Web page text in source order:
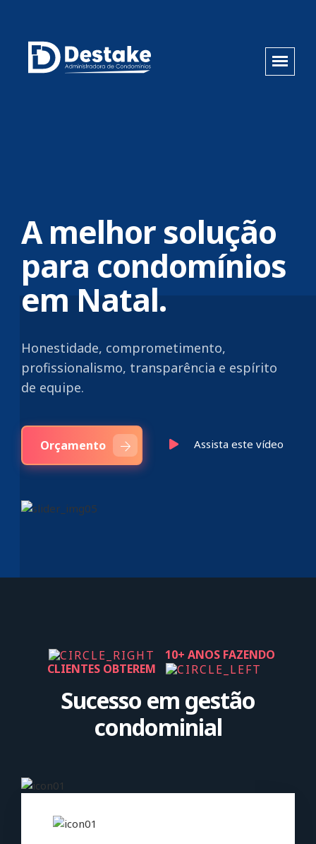
A melhor solução
para condomínios
em Natal.
Honestidade, comprometimento,
profissionalismo, transparência e espírito
de equipe.
Orçamento Assista este vídeo
10+ ANOS FAZENDO
CLIENTES OBTEREM
Sucesso em gestão
condominial